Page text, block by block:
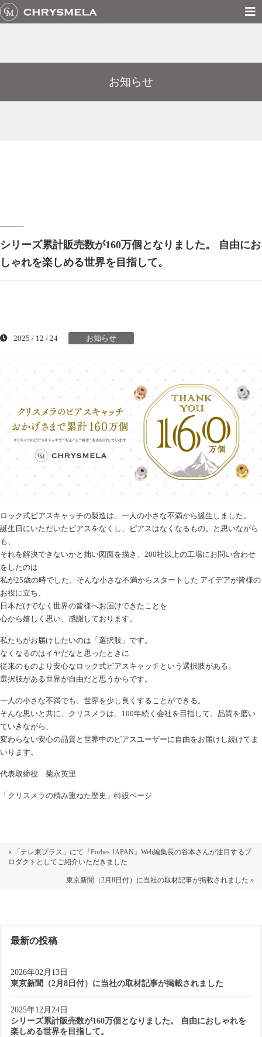
お知らせ
シリーズ累計販売数が160万個となりました。 自由にお
しゃれを楽しめる世界を目指して。
2025 / 12 / 24 お知らせ
ロック式ピアスキャッチの製造は、一人の小さな不満から誕生しました。
誕生日にいただいたピアスをなくし、ピアスはなくなるもの。と思いながら
も、
それを解決できないかと拙い図面を描き、200社以上の工場にお問い合わせ
をしたのは
私が25歳の時でした。そんな小さな不満からスタートした アイデアが皆様の
お役に立ち、
日本だけでなく世界の皆様へお届けできたことを
心から嬉しく思い、感謝しております。
私たちがお届けしたいのは「選択肢」です。
なくなるのはイヤだなと思ったときに
従来のものより安心なロック式ピアスキャッチという選択肢がある。
選択肢がある世界が自由だと思うからです。
一人の小さな不満でも、世界を少し良くすることができる。
そんな思いと共に、クリスメラは、100年続く会社を目指して、品質を磨い
ていきながら、
変わらない安心の品質と世界中のピアスユーザーに自由をお届けし続けてま
いります。
代表取締役 菊永英里
「クリスメラの積み重ねた歴史」特設ページ
« 「テレ東プラス」にて『Forbes JAPAN』Web編集長の谷本さんが注目するプ
ロダクトとしてご紹介いただきました
東京新聞（2月8日付）に当社の取材記事が掲載されました »
最新の投稿
2026年02月13日
東京新聞（2月8日付）に当社の取材記事が掲載されました
2025年12月24日
シリーズ累計販売数が160万個となりました。 自由におしゃれを
楽しめる世界を目指して。